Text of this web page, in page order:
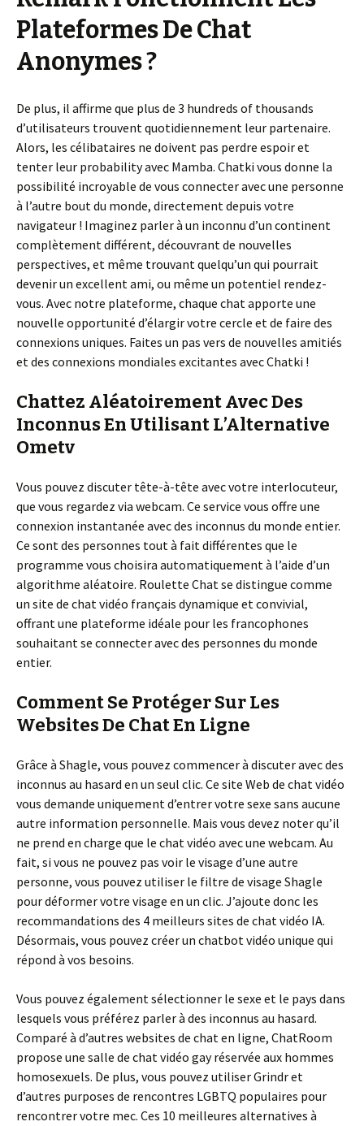
Plateformes De Chat
Anonymes ?
De plus, il affirme que plus de 3 hundreds of thousands
d’utilisateurs trouvent quotidiennement leur partenaire.
Alors, les célibataires ne doivent pas perdre espoir et
tenter leur probability avec Mamba. Chatki vous donne la
possibilité incroyable de vous connecter avec une personne
à l’autre bout du monde, directement depuis votre
navigateur ! Imaginez parler à un inconnu d’un continent
complètement différent, découvrant de nouvelles
perspectives, et même trouvant quelqu’un qui pourrait
devenir un excellent ami, ou même un potentiel rendez-
vous. Avec notre plateforme, chaque chat apporte une
nouvelle opportunité d’élargir votre cercle et de faire des
connexions uniques. Faites un pas vers de nouvelles amitiés
et des connexions mondiales excitantes avec Chatki !
Chattez Aléatoirement Avec Des
Inconnus En Utilisant L’Alternative
Ometv
Vous pouvez discuter tête-à-tête avec votre interlocuteur,
que vous regardez via webcam. Ce service vous offre une
connexion instantanée avec des inconnus du monde entier.
Ce sont des personnes tout à fait différentes que le
programme vous choisira automatiquement à l’aide d’un
algorithme aléatoire. Roulette Chat se distingue comme
un site de chat vidéo français dynamique et convivial,
offrant une plateforme idéale pour les francophones
souhaitant se connecter avec des personnes du monde
entier.
Comment Se Protéger Sur Les
Websites De Chat En Ligne
Grâce à Shagle, vous pouvez commencer à discuter avec des
inconnus au hasard en un seul clic. Ce site Web de chat vidéo
vous demande uniquement d’entrer votre sexe sans aucune
autre information personnelle. Mais vous devez noter qu’il
ne prend en charge que le chat vidéo avec une webcam. Au
fait, si vous ne pouvez pas voir le visage d’une autre
personne, vous pouvez utiliser le filtre de visage Shagle
pour déformer votre visage en un clic. J’ajoute donc les
recommandations des 4 meilleurs sites de chat vidéo IA.
Désormais, vous pouvez créer un chatbot vidéo unique qui
répond à vos besoins.
Vous pouvez également sélectionner le sexe et le pays dans
lesquels vous préférez parler à des inconnus au hasard.
Comparé à d’autres websites de chat en ligne, ChatRoom
propose une salle de chat vidéo gay réservée aux hommes
homosexuels. De plus, vous pouvez utiliser Grindr et
d’autres purposes de rencontres LGBTQ populaires pour
rencontrer votre mec. Ces 10 meilleures alternatives à